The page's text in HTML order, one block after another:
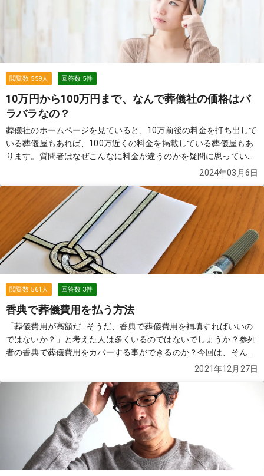
閲覧数 559人 回答数 5件
10万円から100万円まで、なんで葬儀社の価格はバ
ラバラなの？
葬儀社のホームページを見ていると、10万前後の料金を打ち出して
いる葬儀屋もあれば、100万近くの料金を掲載している葬儀屋もあ
ります。質問者はなぜこんなに料金が違うのかを疑問に思っていま
2024年03月6日
閲覧数 561 人 回答数 3件
香典で葬儀費用を払う方法
「葬儀費用が高額だ...そうだ、香典で葬儀費用を補填すればいいの
ではないか？」と考えた人は多くいるのではないでしょうか？参列
者の香典で葬儀費用をカバーする事ができるのか？今回は、そんな
2021年12月27日